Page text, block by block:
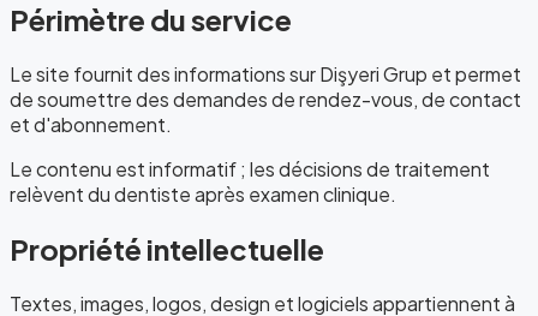
Périmètre du service
Le site fournit des informations sur Dişyeri Grup et permet
de soumettre des demandes de rendez-vous, de contact
et d'abonnement.
Le contenu est informatif ; les décisions de traitement
relèvent du dentiste après examen clinique.
Propriété intellectuelle
Textes, images, logos, design et logiciels appartiennent à